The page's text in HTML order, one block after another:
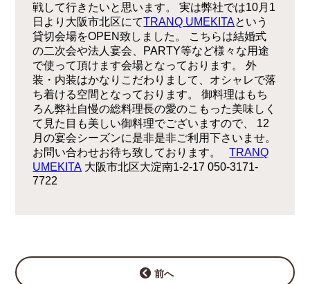
戦して行きたいと思います。 実は弊社では10月1
日より大阪市北区にてTRANQ UMEKITAという
貸切会場をOPEN致しました。 こちらは結婚式
の二次会や法人宴会、PARTY等など様々な用途
で使って頂けます会場となっております。 外
装・内装はかなりこだわりまして、オシャレで落
ち着ける空間となっております。 御料理はもち
ろん弊社自慢の総料理長の愛のこもった美味しく
て見た目も美しい御料理でございますので、 12
月の宴会シーズンに是非是非ご利用下さいませ。
お問い合わせお待ち致しております。TRANQ
UMEKITA 大阪市北区大淀南1-2-17 050-3171-
7722
前へ